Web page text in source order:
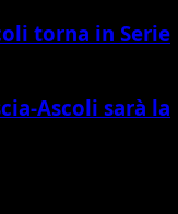
torna in Serie
Ascoli sarà la